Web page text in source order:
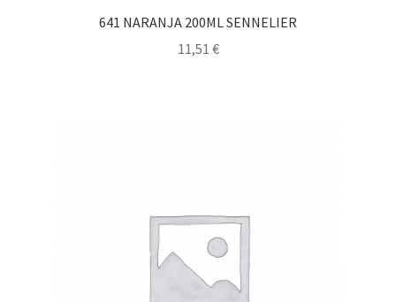
641 NARANJA 200ML SENNELIER
11,51 €